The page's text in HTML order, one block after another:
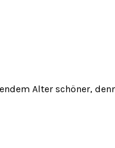
Alter schöner,